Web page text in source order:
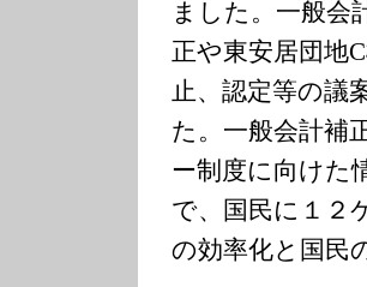
ました。一般会
正や東安居団地
止、認定等の議
た。一般会計補
ー制度に向けた
で、国民に１２
の効率化と国民